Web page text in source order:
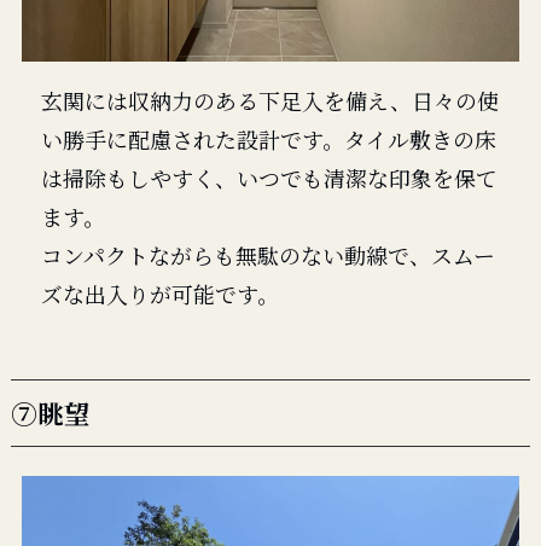
玄関には収納力のある下足入を備え、日々の使
い勝手に配慮された設計です。タイル敷きの床
は掃除もしやすく、いつでも清潔な印象を保て
ます。
コンパクトながらも無駄のない動線で、スムー
ズな出入りが可能です。
⑦眺望